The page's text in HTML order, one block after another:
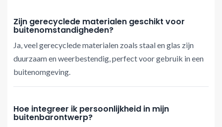
Zijn gerecyclede materialen geschikt voor
buitenomstandigheden?
Ja, veel gerecyclede materialen zoals staal en glas zijn
duurzaam en weerbestendig, perfect voor gebruik in een
buitenomgeving.
Hoe integreer ik persoonlijkheid in mijn
buitenbarontwerp?